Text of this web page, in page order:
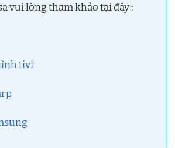
vui lòng tham khảo tại đây :
tivi